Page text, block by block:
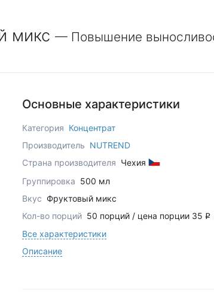
микс — Повышение
Основные характеристики
Категория Концентрат
Производитель NUTREND
Страна производителя Чехия
Группировка 500 мл
Вкус Фруктовый микс
Кол-во порций 50 порций / цена порции 35 q
Все характеристики
Описание